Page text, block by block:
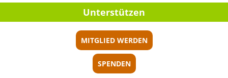
Unter­stüt­zen
MITGLIED WERDEN
SPENDEN